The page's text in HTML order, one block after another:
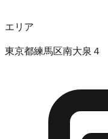
エリア
東京都練馬区南大泉４